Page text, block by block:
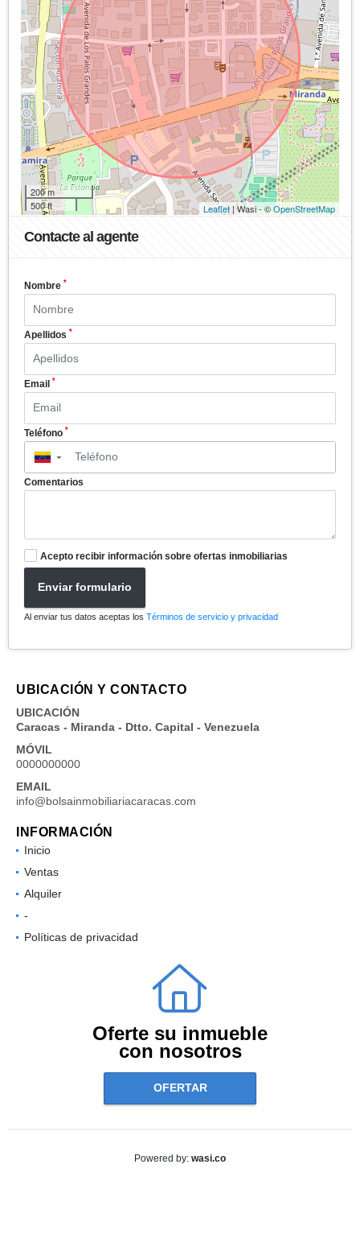
200 m
500 ft
Leaflet| Wasi - ©OpenStreetMap
Contacte al agente
Nombre *
Apellidos *
Email *
Teléfono *
▼
Comentarios
Acepto recibir información sobre ofertas inmobiliarias
Enviar formulario
Al enviar tus datos aceptas los Términos de servicio y privacidad
UBICACIÓN Y CONTACTO
UBICACIÓN
Caracas - Miranda - Dtto. Capital - Venezuela
MÓVIL
0000000000
EMAIL
info@bolsainmobiliariacaracas.com
INFORMACIÓN
Inicio
Ventas
Alquiler
-
Políticas de privacidad
Oferte su inmueble
con nosotros
OFERTAR
Powered by: wasi.co